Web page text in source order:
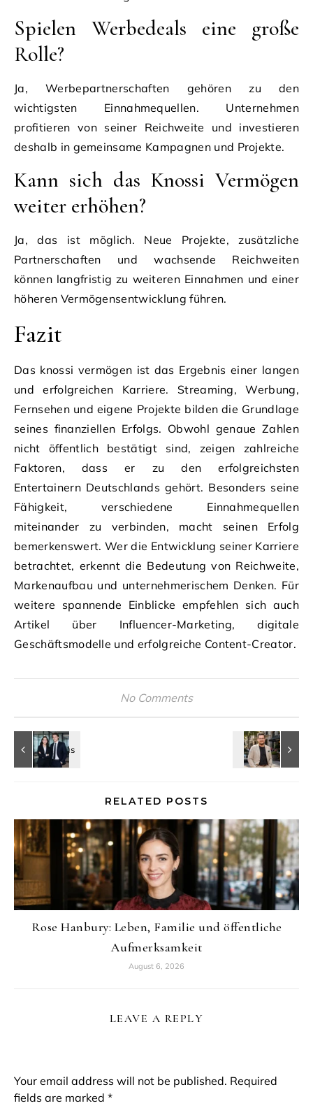
Spielen Werbedeals eine große
Rolle?
Ja, Werbepartnerschaften gehören zu den
wichtigsten Einnahmequellen. Unternehmen
profitieren von seiner Reichweite und investieren
deshalb in gemeinsame Kampagnen und Projekte.
Kann sich das Knossi Vermögen
weiter erhöhen?
Ja, das ist möglich. Neue Projekte, zusätzliche
Partnerschaften und wachsende Reichweiten
können langfristig zu weiteren Einnahmen und einer
höheren Vermögensentwicklung führen.
Fazit
Das knossi vermögen ist das Ergebnis einer langen
und erfolgreichen Karriere. Streaming, Werbung,
Fernsehen und eigene Projekte bilden die Grundlage
seines finanziellen Erfolgs. Obwohl genaue Zahlen
nicht öffentlich bestätigt sind, zeigen zahlreiche
Faktoren, dass er zu den erfolgreichsten
Entertainern Deutschlands gehört. Besonders seine
Fähigkeit, verschiedene Einnahmequellen
miteinander zu verbinden, macht seinen Erfolg
bemerkenswert. Wer die Entwicklung seiner Karriere
betrachtet, erkennt die Bedeutung von Reichweite,
Markenaufbau und unternehmerischem Denken. Für
weitere spannende Einblicke empfehlen sich auch
Artikel über Influencer-Marketing, digitale
Geschäftsmodelle und erfolgreiche Content-Creator.
No Comments
RELATED POSTS
Rose Hanbury: Leben, Familie und öffentliche
Aufmerksamkeit
August 6, 2026
LEAVE A REPLY
Your email address will not be published. Required
fields are marked *